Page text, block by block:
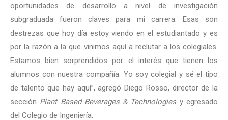
oportunidades de desarrollo a nivel de investigación
subgraduada fueron claves para mi carrera. Esas son
destrezas que hoy día estoy viendo en el estudiantado y es
por la razón a la que vinimos aquí a reclutar a los colegiales.
Estamos bien sorprendidos por el interés que tienen los
alumnos con nuestra compañía. Yo soy colegial y sé el tipo
de talento que hay aquí”, agregó Diego Rosso, director de la
sección Plant Based Beverages & Technologiesy egresado
del Colegio de Ingeniería.